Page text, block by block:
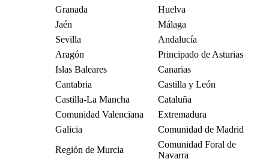
Granada
Huelva
Jaén
Málaga
Sevilla
Andalucía
Aragón
Principado de Asturias
Islas Baleares
Canarias
Cantabria
Castilla y León
Castilla-La Mancha
Cataluña
Comunidad Valenciana
Extremadura
Galicia
Comunidad de Madrid
Región de Murcia
Comunidad Foral de
Navarra